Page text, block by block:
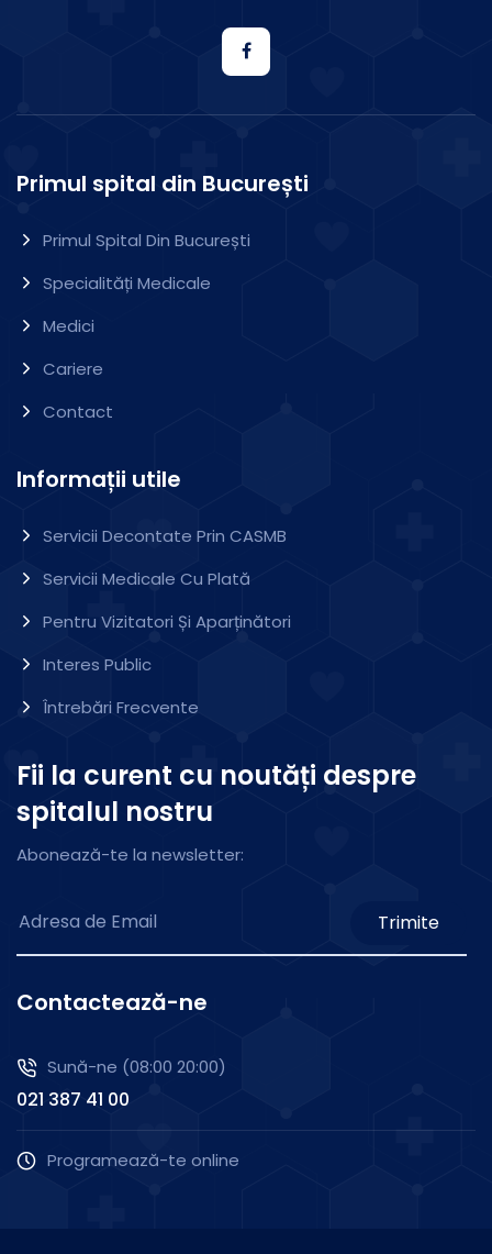
Primul spital din București
Primul Spital Din București
Specialități Medicale
Medici
Cariere
Contact
Informații utile
Servicii Decontate Prin CASMB
Servicii Medicale Cu Plată
Pentru Vizitatori Și Aparținători
Interes Public
Întrebări Frecvente
Fii la curent cu noutăți despre
spitalul nostru
Abonează-te la newsletter:
Trimite
Contactează-ne
Sună-ne (08:00 20:00)
021 387 41 00
Programează-te online